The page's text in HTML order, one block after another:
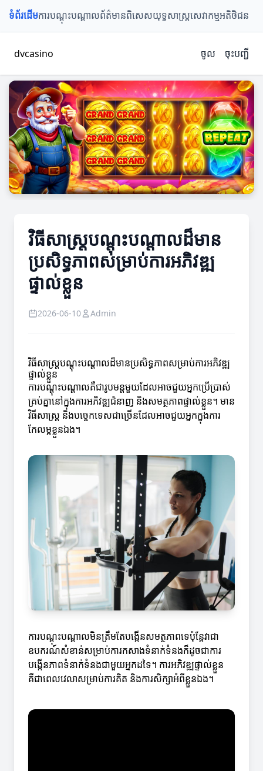
ទំព័រដើមការបណ្តុះបណ្តាលព័ត៌មានពិសេសយុទ្ធសាស្ត្រសេវាកម្មអតិថិជន
dvcasino ចូល ចុះបញ្ជី
វិធីសាស្ត្របណ្តុះបណ្តាលដ៏មាន
ប្រសិទ្ធភាពសម្រាប់ការអភិវឌ្ឍ
ផ្ទាល់ខ្លួន
2026-06-10 Admin
វិធីសាស្ត្របណ្តុះបណ្តាលដ៏មានប្រសិទ្ធភាពសម្រាប់ការអភិវឌ្ឍ
ផ្ទាល់ខ្លួន
ការបណ្តុះបណ្តាលគឺជារូបមន្តមួយដែលអាចជួយអ្នកប្រើប្រាស់
គ្រប់គ្នានៅក្នុងការអភិវឌ្ឍជំនាញ និងសមត្ថភាពផ្ទាល់ខ្លួន។ មាន
វិធីសាស្ត្រ និងបច្ចេកទេសជាច្រើនដែលអាចជួយអ្នកក្នុងការ
កែលម្អខ្លួនឯង។
ការបណ្តុះបណ្តាលមិនត្រឹមតែបង្កើនសមត្ថភាពទេប៉ុន្តែវាជា
ឧបករណ៍សំខាន់សម្រាប់ការកសាងទំនាក់ទំនងក៏ដូចជាការ
បង្កើនភាពទំនាក់ទំនងជាមួយអ្នកដទៃ។ ការអភិវឌ្ឍផ្ទាល់ខ្លួន
គឺជាពេលវេលាសម្រាប់ការគិត និងការសិក្សាអំពីខ្លួនឯង។